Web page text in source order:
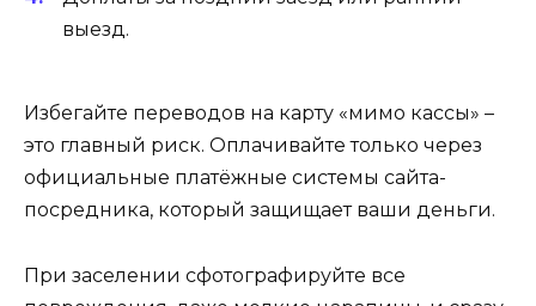
выезд.
Избегайте переводов на карту «мимо кассы» –
это главный риск. Оплачивайте только через
официальные платёжные системы сайта-
посредника, который защищает ваши деньги.
При заселении сфотографируйте все